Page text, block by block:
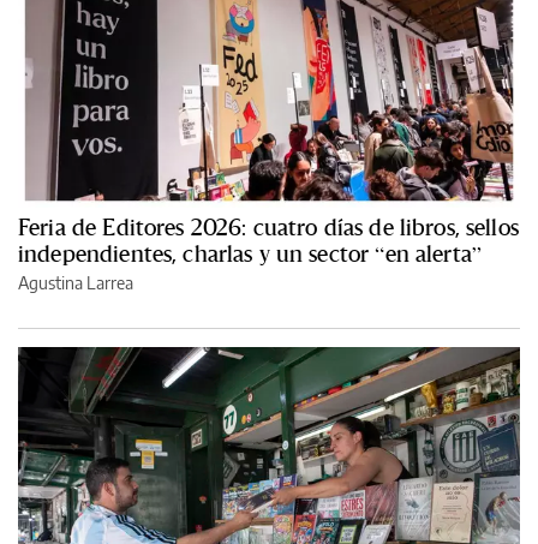
Feria de Editores 2026: cuatro días de libros, sellos
independientes, charlas y un sector “en alerta”
Agustina Larrea